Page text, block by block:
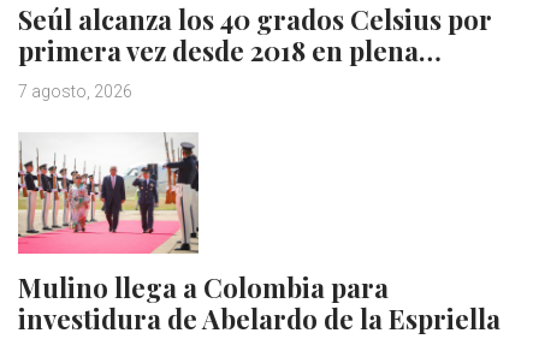
Seúl alcanza los 40 grados Celsius por
primera vez desde 2018 en plena…
7 agosto, 2026
Mulino llega a Colombia para
investidura de Abelardo de la Espriella